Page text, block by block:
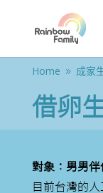
Home 9 成家
借卵
對象：男男伴
目前台灣的